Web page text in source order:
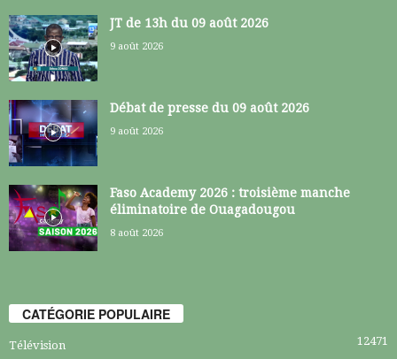
JT de 13h du 09 août 2026
9 août 2026
Débat de presse du 09 août 2026
9 août 2026
Faso Academy 2026 : troisième manche
éliminatoire de Ouagadougou
8 août 2026
CATÉGORIE POPULAIRE
Télévision 12471